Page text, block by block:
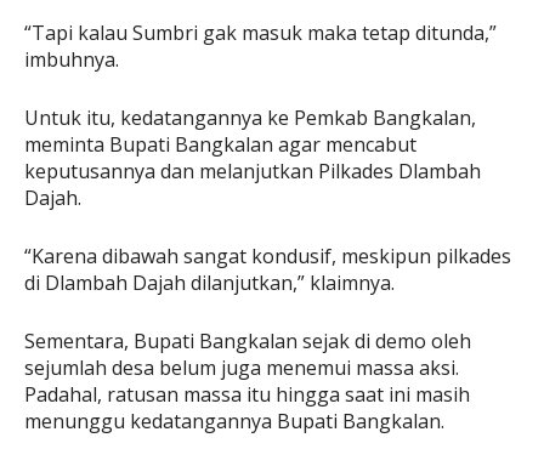
“Tapi kalau Sumbri gak masuk maka tetap ditunda,”
imbuhnya.
Untuk itu, kedatangannya ke Pemkab Bangkalan,
meminta Bupati Bangkalan agar mencabut
keputusannya dan melanjutkan Pilkades Dlambah
Dajah.
“Karena dibawah sangat kondusif, meskipun pilkades
di Dlambah Dajah dilanjutkan,” klaimnya.
Sementara, Bupati Bangkalan sejak di demo oleh
sejumlah desa belum juga menemui massa aksi.
Padahal, ratusan massa itu hingga saat ini masih
menunggu kedatangannya Bupati Bangkalan.